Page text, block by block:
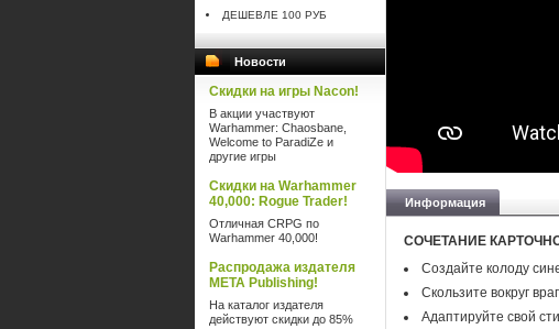
ДЕШЕВЛЕ 100 РУБ
Новости
Скидки на игры Nacon!
В акции участвуют
Warhammer: Chaosbane,
Welcome to ParadiZe и
другие игры
Скидки на Warhammer
40,000: Rogue Trader!
Отличная CRPG по
Warhammer 40,000!
Распродажа издателя
META Publishing!
На каталог издателя
действуют скидки до 85%
Информация
СОЧЕТАНИЕ
Создайте колоду
Скользите вокруг
Адаптируйте свой